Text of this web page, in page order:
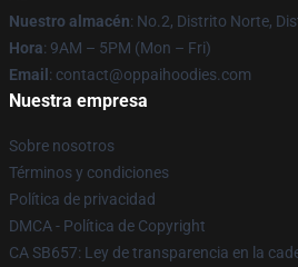
Nuestro almacén: No.2, Distrito Norte,
Hora: 9AM – 5PM (Mon – Fri)
Email : contact@oppaihoodies.com
Nuestra empresa
Sobre nosotros
Términos y condiciones
Política de privacidad
DMCA - Política de Copyright
CA SB657: Ley de transparencia en la